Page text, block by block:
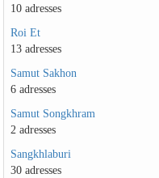
10 adresses
Roi Et
13 adresses
Samut Sakhon
6 adresses
Samut Songkhram
2 adresses
Sangkhlaburi
30 adresses